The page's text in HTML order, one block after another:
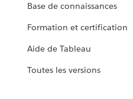
Base de connaissances
Formation et certification
Aide de Tableau
Toutes les versions